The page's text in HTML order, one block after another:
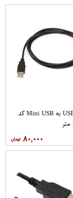
کابل تبدیل USB به Mini USB کد
۸۰,۰۰۰